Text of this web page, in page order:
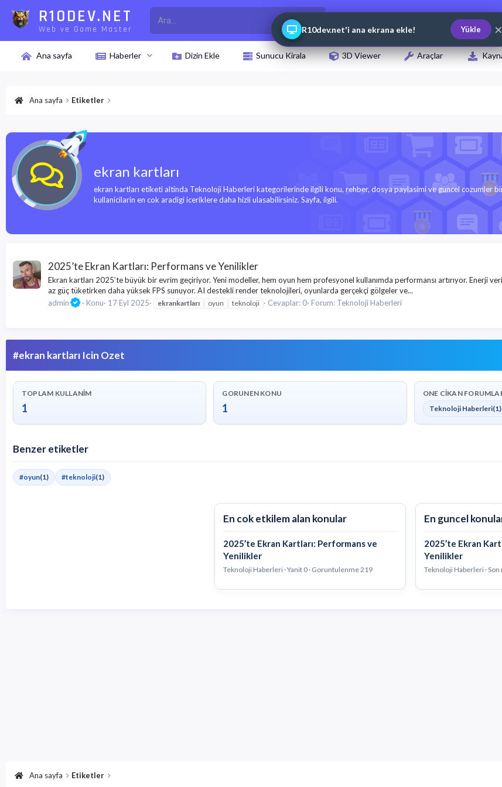
R10DEV.NET
Web ve Game Master
Ana sayfa Haberler Dizin Ekle Sunucu Kirala 3D Viewer Araçlar
Ana sayfa Etiketler
ekran kartları
ekran kartları etiketi altinda Teknoloji Haberleri kategorilerinde ilgili konu, rehber, dosya paylasimi ve guncel cozumler
kullanicilarin en cok aradigi iceriklere daha hizli ulasabilirsiniz. Sayfa, ilgili.
2025’te Ekran Kartları: Performans ve Yenilikler
Ekran kartları 2025’te büyük bir evrim geçiriyor. Yeni modeller, hem oyun hem profesyonel kullanımda performansı artırıyor. Enerji
az güç tüketirken daha yüksek FPS sunuyor. AI destekli render teknolojileri, oyunlarda gerçekçi gölgeler ve...
admin
Konu 17 Eyl 2025 ekrankartları oyun teknoloji Cevaplar: 0 Forum: Teknoloji Haberleri
#ekran kartları Icin Ozet
TOPLAM KULLANIM
1
GORUNEN KONU
1
ONE CIKAN
Teknoloji Haberleri(1)
Benzer etiketler
#oyun(1) #teknoloji(1)
En cok etkilem alan konular
2025’te Ekran Kartları: Performans ve
Yenilikler
Teknoloji Haberleri · Yanit 0 · Goruntulenme 219
En guncel
2025’te Ekran
Yenilikler
Teknoloji Haberleri · Son
Ana sayfa Etiketler
R10dev.net'i ana ekrana ekle! Yükle ×